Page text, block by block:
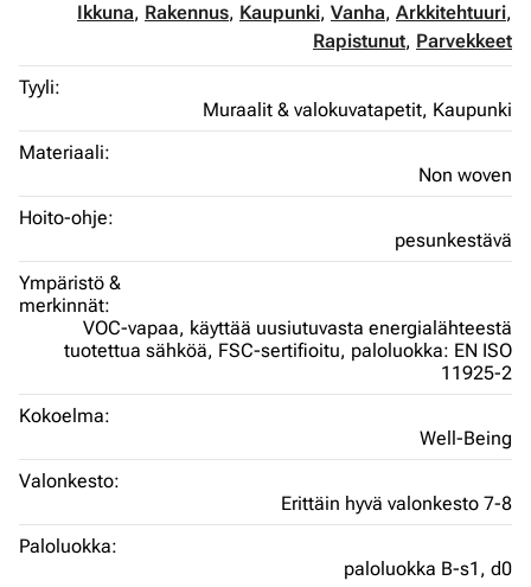
Ikkuna, Rakennus, Kaupunki, Vanha, Arkkitehtuuri,
Rapistunut, Parvekkeet
Tyyli:
Muraalit & valokuvatapetit, Kaupunki
Materiaali:
Non woven
Hoito-ohje:
pesunkestävä
Ympäristö &
merkinnät:
VOC-vapaa, käyttää uusiutuvasta energialähteestä
tuotettua sähköä, FSC-sertifioitu, paloluokka: EN ISO
11925-2
Kokoelma:
Well-Being
Valonkesto:
Erittäin hyvä valonkesto 7-8
Paloluokka:
paloluokka B-s1, d0